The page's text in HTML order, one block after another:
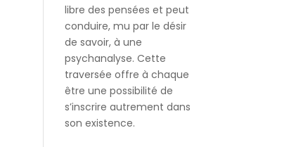
libre des pensées et peut
conduire, mu par le désir
de savoir, à une
psychanalyse. Cette
traversée offre à chaque
être une possibilité de
s’inscrire autrement dans
son existence.